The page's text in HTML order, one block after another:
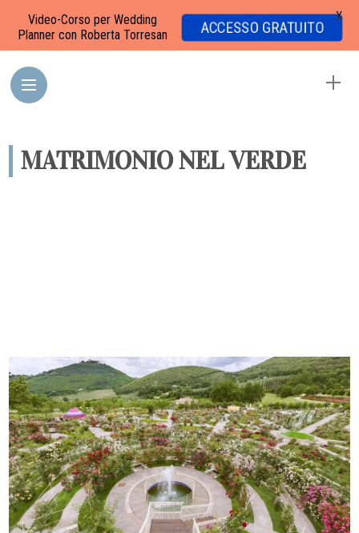
MATRIMONIO NEL VERDE
Video-Corso per Wedding
Planner con Roberta Torresan
ACCESSO GRATUITO
X